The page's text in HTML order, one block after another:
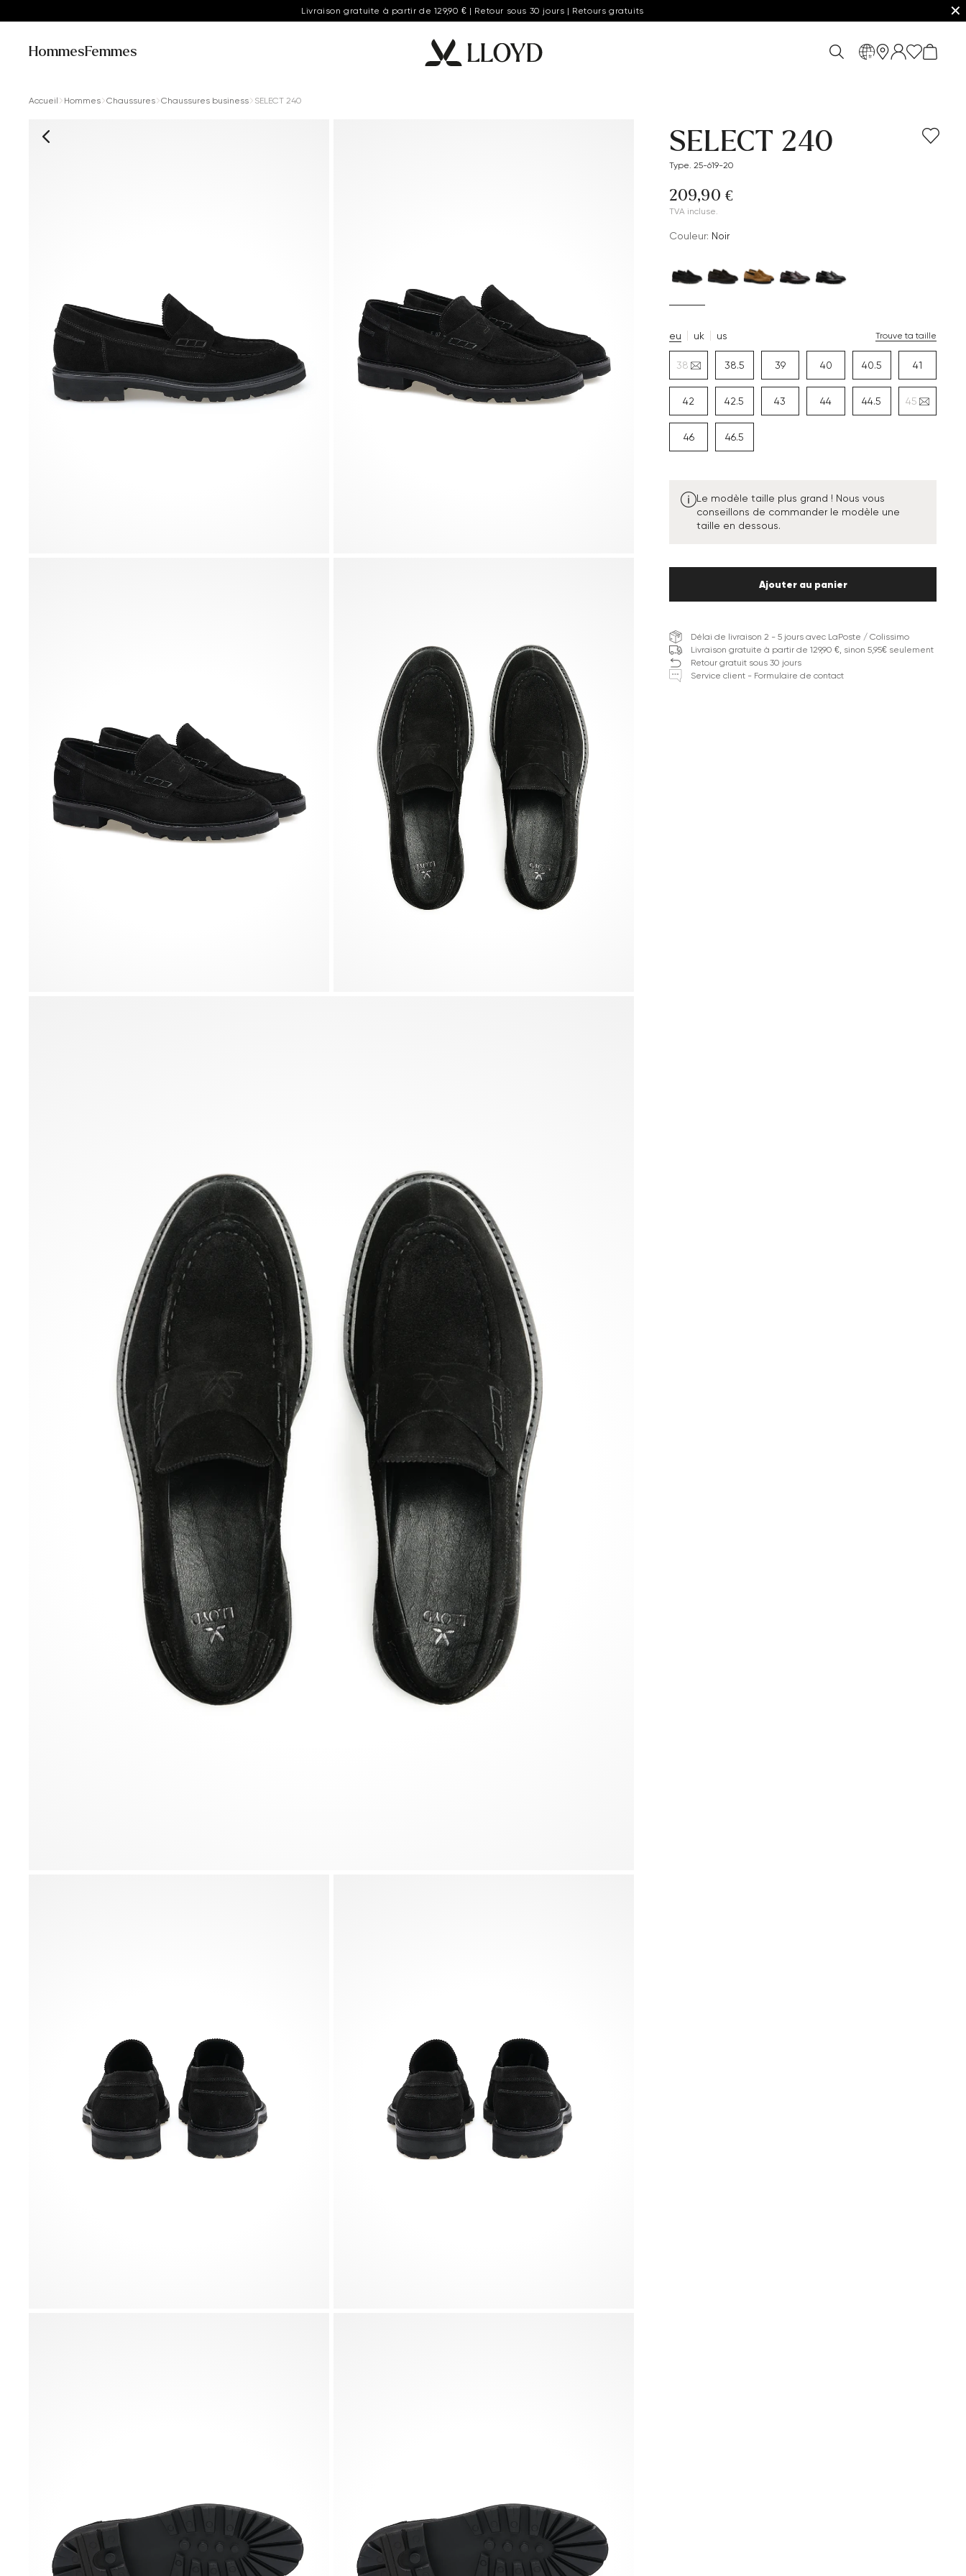
Livraison gratuite à partir de 129,90 € | Retour sous 30 jours | Retours gratuits ✕
HommesFemmes fr
Accueil Hommes Chaussures Chaussures business SELECT 240
SELECT 240
Type. 25-619-20
209,90 €
TVA incluse.
Couleur: Noir
eu uk us Trouve ta taille
38 38.5 39 40 40.5 41
42 42.5 43 44 44.5 45
46 46.5
Le modèle taille plus grand ! Nous vous
conseillons de commander le modèle une
taille en dessous.
Ajouter au panier
Délai de livraison 2 - 5 jours avec LaPoste / Colissimo
Livraison gratuite à partir de 129,90 €, sinon 5,95€ seulement
Retour gratuit sous 30 jours
Service client - Formulaire de contact